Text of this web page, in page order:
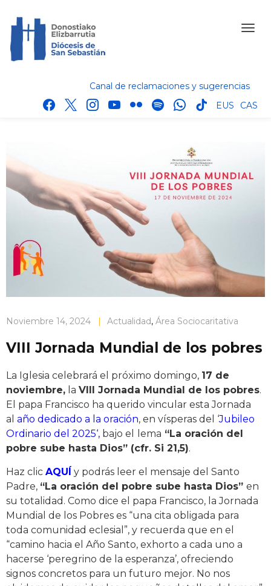
Canal de reclamaciones y sugerencias
facebook
x instagram
youtube
flickr spotifywhatsapp
tik
EUS CAS
Noviembre 14, 2024 | Actualidad, Área Sociocaritativa
VIII Jornada Mundial de los pobres
La Iglesia celebrará el próximo domingo, 17 de
noviembre, la VIII Jornada Mundial de los pobres.
El papa Francisco ha querido vincular esta Jornada
al año dedicado a la oración, en vísperas del ‘Jubileo
Ordinario del 2025‘, bajo el lema “La oración del
pobre sube hasta Dios” (cfr. Si 21,5).
Haz clic AQUÍ y podrás leer el mensaje del Santo
Padre, “La oración del pobre sube hasta Dios” en
su totalidad. Como dice el papa Francisco, la Jornada
Mundial de los Pobres es “una cita obligada para
toda comunidad eclesial”, y recuerda que en el
“camino hacia el Año Santo, exhorto a cada uno a
hacerse ‘peregrino de la esperanza’, ofreciendo
signos concretos para un futuro mejor. No nos